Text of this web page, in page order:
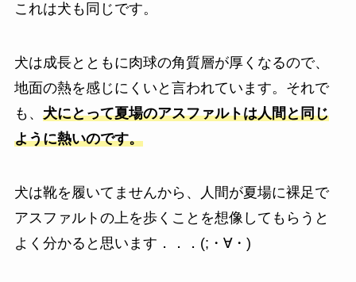
これは犬も同じです。
犬は成長とともに肉球の角質層が厚くなるので、
地面の熱を感じにくいと言われています。それで
も、 犬にとって夏場のアスファルトは人間と同じ
ように熱いのです。
犬は靴を履いてませんから、人間が夏場に裸足で
アスファルトの上を歩くことを想像してもらうと
よく分かると思います．．．(;・∀・)